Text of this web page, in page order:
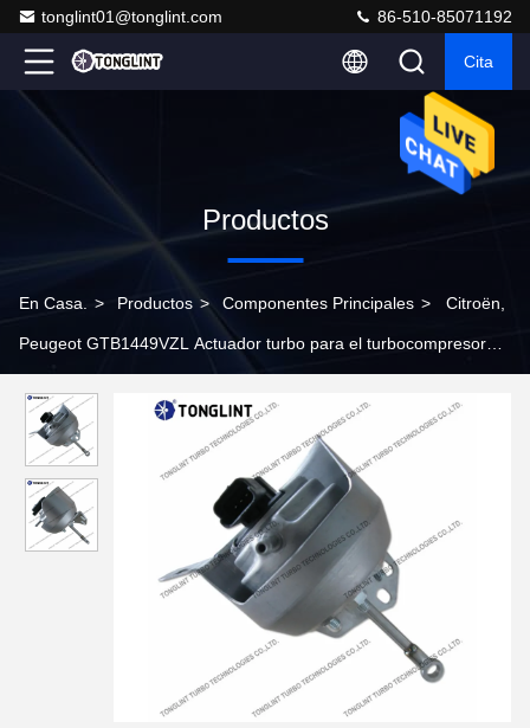
tonglint01@tonglint.com 86-510-85071192
Cita
Productos
En Casa. > Productos > Componentes Principales > Citroën,
Peugeot GTB1449VZL Actuador turbo para el turbocompresor